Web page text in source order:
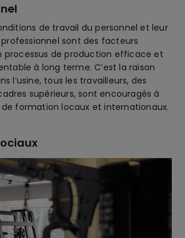
de travail du personnel et leur
sont des facteurs
processus de production efficace et
à long terme. C’est la raison
l’usine, tous les travailleurs, des
supérieurs, sont encouragés à
de formation locaux et internationaux.